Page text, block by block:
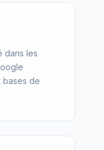
dans les
bases de